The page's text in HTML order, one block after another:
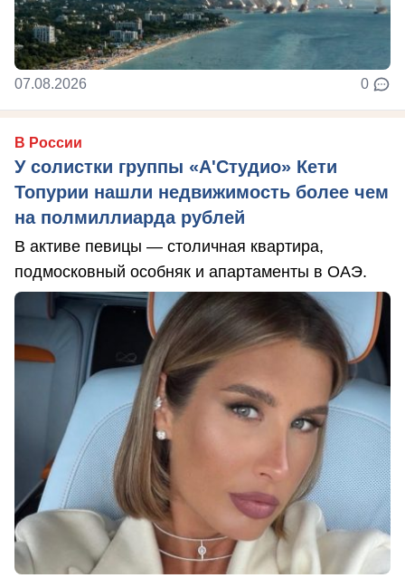
07.08.2026 0
В России
У солистки группы «А'Студио» Кети
Топурии нашли недвижимость более чем
на полмиллиарда рублей
В активе певицы — столичная квартира,
подмосковный особняк и апартаменты в ОАЭ.